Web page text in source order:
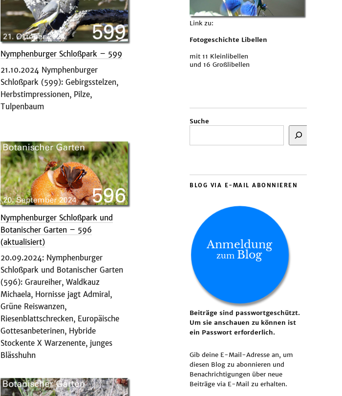
Nymphenburger Schloßpark – 599
21.10.2024 Nymphenburger
Schloßpark (599): Gebirgsstelzen,
Herbstimpressionen, Pilze,
Tulpenbaum
Nymphenburger Schloßpark und
Botanischer Garten – 596
(aktualisiert)
20.09.2024: Nymphenburger
Schloßpark und Botanischer Garten
(596): Graureiher, Waldkauz
Michaela, Hornisse jagt Admiral,
Grüne Reiswanzen,
Riesenblattschrecken, Europäische
Gottesanbeterinen, Hybride
Stockente X Warzenente, junges
Blässhuhn
Link zu:
Fotogeschichte Libellen
mit 11 Kleinlibellen
und 16 Großlibellen
Suche
BLOG VIA E-MAIL ABONNIEREN
Anmeldung
zum Blog
Beiträge sind passwortgeschützt.
Um sie anschauen zu können ist
ein Passwort erforderlich.
Gib deine E-Mail-Adresse an, um
diesen Blog zu abonnieren und
Benachrichtigungen über neue
Beiträge via E-Mail zu erhalten.